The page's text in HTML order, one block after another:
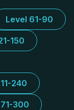
Level 61-90
150
240
300